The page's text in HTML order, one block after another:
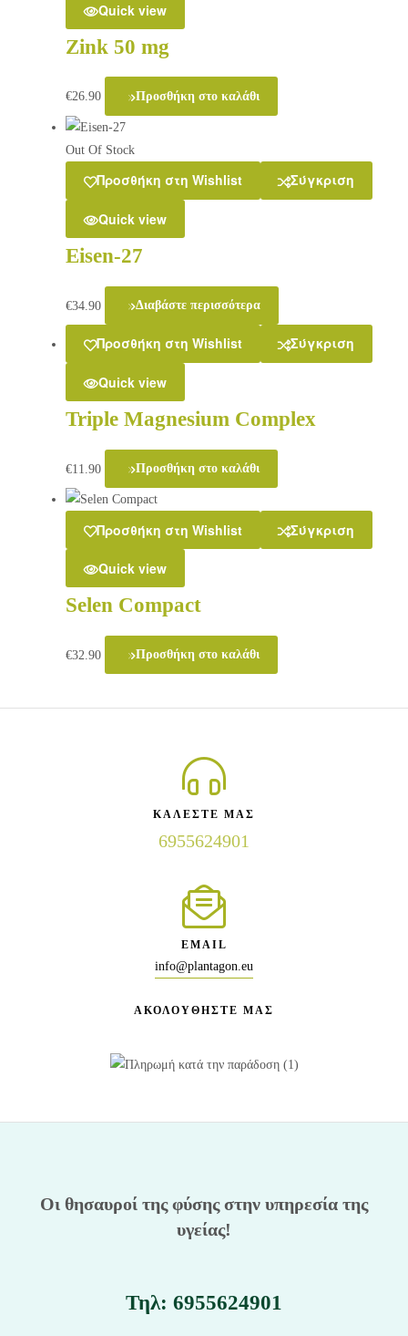
Quick view
Zink 50 mg
€26.90 Προσθήκη στο καλάθι
Out Of Stock
Προσθήκη στη Wishlist Σύγκριση
Quick view
Eisen-27
€34.90 Διαβάστε περισσότερα
Προσθήκη στη Wishlist Σύγκριση
Quick view
Triple Magnesium Complex
€11.90 Προσθήκη στο καλάθι
Προσθήκη στη Wishlist Σύγκριση
Quick view
Selen Compact
€32.90 Προσθήκη στο καλάθι
ΚΑΛΕΣΤΕ ΜΑΣ
6955624901
EMAIL
info@plantagon.eu
ΑΚΟΛΟΥΘΗΣΤΕ ΜΑΣ
Οι θησαυροί της φύσης στην υπηρεσία της
υγείας!
Τηλ: 6955624901